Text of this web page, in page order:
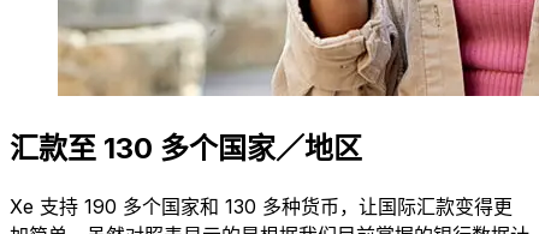
汇款至 130 多个国家／地区
Xe 支持 190 多个国家和 130 多种货币，让国际汇款变得更